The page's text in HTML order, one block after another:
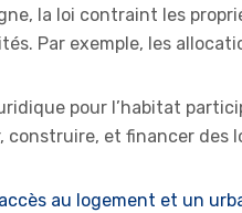
la loi contraint les
Par exemple, les
pour l’habitat
construire, et financer des
au logement et un